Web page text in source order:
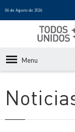
06 de Agosto de 2026
Menu